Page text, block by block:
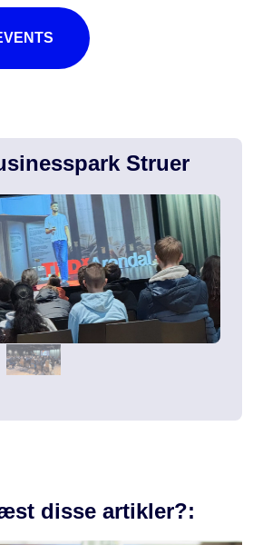
Struer
disse artikler?: